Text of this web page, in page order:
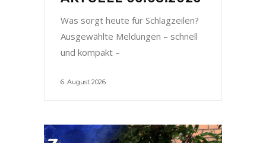
Was sorgt heute für Schlagzeilen?
Ausgewählte Meldungen – schnell
und kompakt –
6. August 2026